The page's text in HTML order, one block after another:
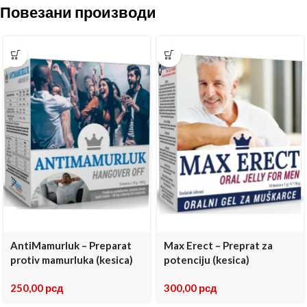
Повезани производи
AntiMamurluk – Preparat
protiv mamurluka (kesica)
250,00 рсд
Max Erect – Preprat za
potenciju (kesica)
300,00 рсд